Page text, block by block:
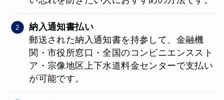
納入通知書払い
郵送された納入通知書を持参して、金融機
関・市役所窓口・全国のコンビニエンススト
ア・宗像地区上下水道料金センターで支払い
が可能です。